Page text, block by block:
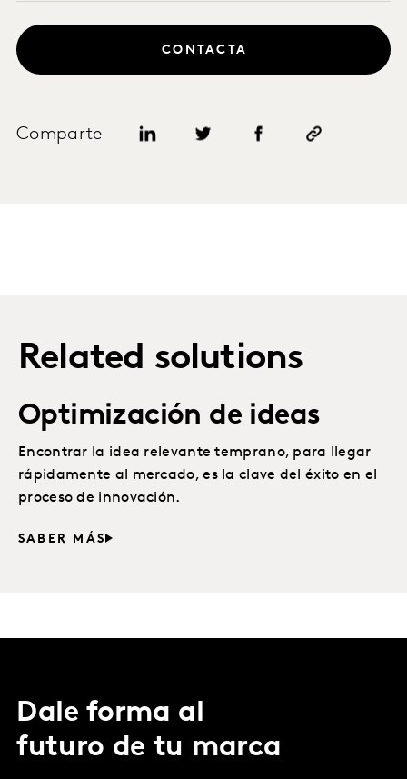
Comparte
CONTACTA
Related solutions
Optimización de ideas
Encontrar la idea relevante temprano, para llegar
rápidamente al mercado, es la clave del éxito en el
proceso de innovación.
SABER MÁS
Dale forma al
futuro de tu marca